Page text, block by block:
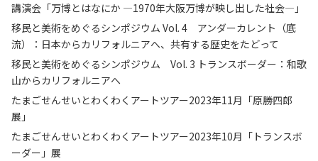
講演会「万博とはなにか —1970年大阪万博が映し出した社会—」
移民と美術をめぐるシンポジウム Vol. 4 アンダーカレント（底
流）：日本からカリフォルニアへ、共有する歴史をたどって
移民と美術をめぐるシンポジウム Vol. 3 トランスボーダー：和歌
山からカリフォルニアへ
たまごせんせいとわくわくアートツアー2023年11月「原勝四郎
展」
たまごせんせいとわくわくアートツアー2023年10月「トランスボ
ーダー」展